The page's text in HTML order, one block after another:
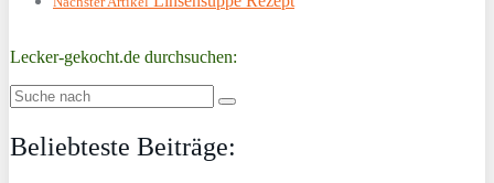
Lecker-gekocht.de durchsuchen:
Beliebteste Beiträge: